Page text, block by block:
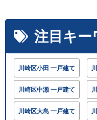
注目キー
川崎区小田 一戸建て
川崎区中瀬 一戸建て
川崎区大島 一戸建て